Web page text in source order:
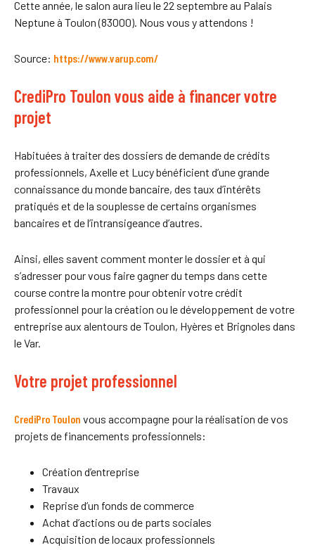
Cette année, le salon aura lieu le 22 septembre au Palais
Neptune à Toulon (83000). Nous vous y attendons !
Source: https://www.varup.com/
CrediPro Toulon vous aide à financer votre
projet
Habituées à traiter des dossiers de demande de crédits
professionnels, Axelle et Lucy bénéficient d’une grande
connaissance du monde bancaire, des taux d’intérêts
pratiqués et de la souplesse de certains organismes
bancaires et de l’intransigeance d’autres.
Ainsi, elles savent comment monter le dossier et à qui
s’adresser pour vous faire gagner du temps dans cette
course contre la montre pour obtenir votre crédit
professionnel pour la création ou le développement de votre
entreprise aux alentours de Toulon, Hyères et Brignoles dans
le Var.
Votre projet professionnel
CrediPro Toulon vous accompagne pour la réalisation de vos
projets de financements professionnels:
Création d’entreprise
Travaux
Reprise d’un fonds de commerce
Achat d’actions ou de parts sociales
Acquisition de locaux professionnels